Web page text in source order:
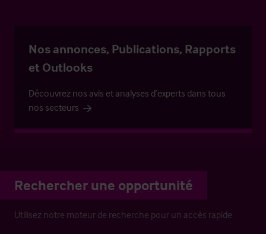
Nos annonces, Publications, Rapports
et Outlooks
Découvrez nos avis et analyses d’experts dans tous
nos secteurs
Rechercher une opportunité
Utilisez notre moteur de recherche pour un accès rapide